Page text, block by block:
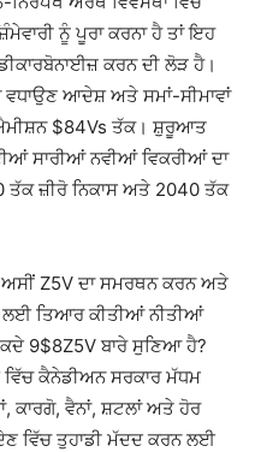
ਨੂੰ ਪੂਰਾ ਕਰਨਾ ਹੈ ਤਾਂ ਇਹ
ਕਰਨ ਦੀ ਲੋੜ ਹੈ।
ਵਧਾਉਣ ਆਦੇਸ਼ ਅਤੇ ਸਮਾਂ-ਸੀਮਾਵਾਂ
$84Vs ਤੱਕ। ਸ਼ੁਰੂਆਤ
ਸਾਰੀਆਂ ਨਵੀਆਂ ਵਿਕਰੀਆਂ ਦਾ
ਜ਼ੀਰੋ ਨਿਕਾਸ ਅਤੇ 2040 ਤੱਕ
ਅਸੀਂ Z5V ਦਾ ਸਮਰਥਨ ਕਰਨ ਅਤੇ
ਲਈ ਤਿਆਰ ਕੀਤੀਆਂ ਨੀਤੀਆਂ
9$8Z5V ਬਾਰੇ ਸੁਣਿਆ ਹੈ?
ਕੈਨੇਡੀਅਨ ਸਰਕਾਰ ਮੱਧਮ
ਕਾਰਗੋ, ਵੈਨਾਂ, ਸ਼ਟਲਾਂ ਅਤੇ ਹੋਰ
ਵਿੱਚ ਤੁਹਾਡੀ ਮੱਦਦ ਕਰਨ ਲਈ